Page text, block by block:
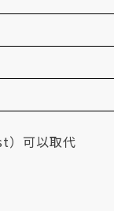
）可以取代